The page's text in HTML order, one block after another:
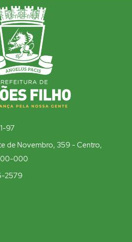
97
de Novembro, 359 - Centro,
000
2579